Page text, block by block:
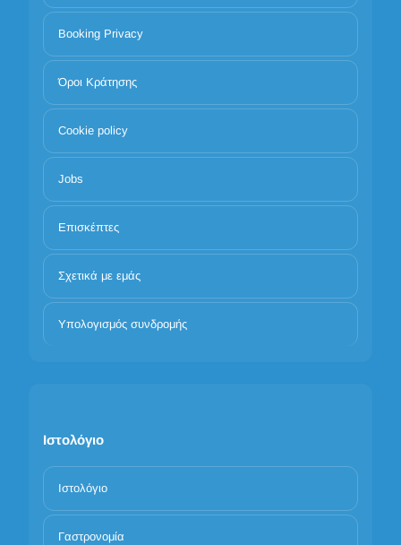
Booking Privacy
Όροι Κράτησης
Cookie policy
Jobs
Επισκέπτες
Σχετικά με εμάς
Υπολογισμός συνδρομής
Ιστολόγιο
Ιστολόγιο
Γαστρονομία